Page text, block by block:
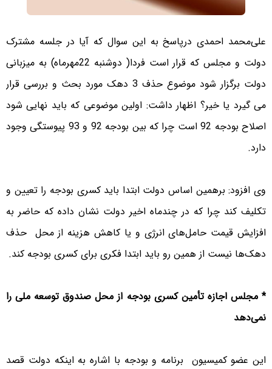
علی‌محمد احمدی درپاسخ به این سوال که آیا در جلسه مشترک
دولت و مجلس که قرار است فردا( دوشنبه 22مهرماه) به میزبانی
دولت برگزار شود موضوع حذف 3 دهک مورد بحث و بررسی قرار
می گیرد یا خیر؟ اظهار داشت: اولین موضوعی که باید نهایی شود
اصلاح بودجه 92 است چرا که بین بودجه 92 و 93 پیوستگی وجود
دارد.
وی افزود: برهمین اساس دولت ابتدا باید کسری بودجه را تعیین و
تکلیف کند چرا که در چندماه اخیر دولت نشان داده که حاضر به
افزایش قیمت حامل‌های انرژی و یا کاهش هزینه از محل حذف
دهک‌ها نیست از همین رو باید ابتدا فکری برای کسری بودجه کند.
* مجلس اجازه تأمین کسری بودجه از محل صندوق توسعه ملی را
نمی‌دهد
این عضو کمیسیون برنامه و بودجه با اشاره به اینکه دولت قصد